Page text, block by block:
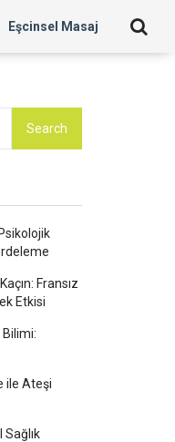
Eşcinsel Masaj
Fransız
Etkisi
Bilimi:
ile Ateşi
Sağlık